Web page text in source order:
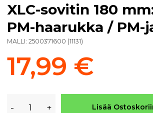
XLC-sovitin 180
PM-haarukka / PM-
MALLI: 2500371600 (11131)
17,99 €
- + Lisää